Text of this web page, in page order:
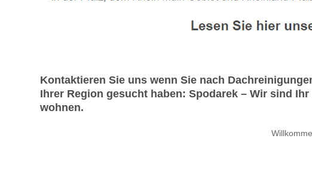
Kontaktieren Sie uns wenn Sie nach
Ihrer Region gesucht haben: Spodarek – Wir sind
wohnen.